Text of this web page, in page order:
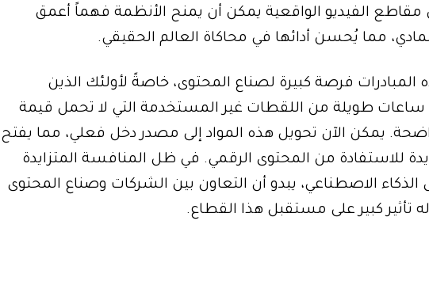
مقاطع الفيديو الواقعية يمكن أن يمنح الأنظمة فهماً أعمق
مما يُحسن أدائها في محاكاة العالم الحقيقي.
المبادرات فرصة كبيرة لصناع المحتوى، خاصةً لأولئك الذين
ساعات طويلة من اللقطات غير المستخدمة التي لا تحمل قيمة
يمكن الآن تحويل هذه المواد إلى مصدر دخل فعلي، مما يفتح
للاستفادة من المحتوى الرقمي. في ظل المنافسة المتزايدة
الاصطناعي، يبدو أن التعاون بين الشركات وصناع المحتوى
تأثير كبير على مستقبل هذا القطاع.